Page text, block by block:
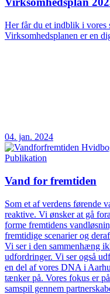
Her får du et indblik i vores
Virksomhedsplanen er en
04. jan. 2024
Publikation
Vand for fremtiden
Som et af verdens førende
reaktive. Vi ønsker at gå
forme fremtidens
fremtidige scenarier og
Vi ser i den sammenhæng
udfordringer. Vi ser også
en del af vores DNA i
tænker på. Vores fokus er
samspil gennem